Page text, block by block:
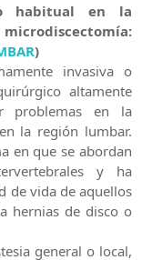
habitual en la
)
invasiva o
altamente
problemas en la
la región lumbar.
en que se abordan
y ha
de vida de aquellos
hernias de disco o
general o local,